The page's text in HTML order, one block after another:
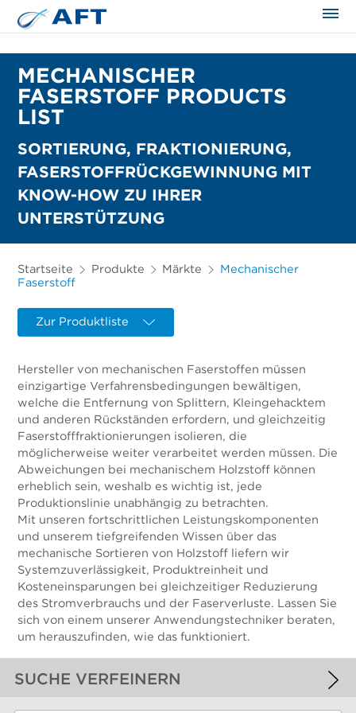
MECHANISCHER
FASERSTOFF PRODUCTS
LIST
SORTIERUNG, FRAKTIONIERUNG,
FASERSTOFFRÜCKGEWINNUNG MIT
KNOW-HOW ZU IHRER
UNTERSTÜTZUNG
Startseite Produkte Märkte
Mechanischer
Faserstoff
Zur Produktliste
Hersteller von mechanischen Faserstoffen müssen
einzigartige Verfahrensbedingungen bewältigen,
welche die Entfernung von Splittern, Kleingehacktem
und anderen Rückständen erfordern, und gleichzeitig
Faserstofffraktionierungen isolieren, die
möglicherweise weiter verarbeitet werden müssen. Die
Abweichungen bei mechanischem Holzstoff können
erheblich sein, weshalb es wichtig ist, jede
Produktionslinie unabhängig zu betrachten.
Mit unseren fortschrittlichen Leistungskomponenten
und unserem tiefgreifenden Wissen über das
mechanische Sortieren von Holzstoff liefern wir
Systemzuverlässigkeit, Produktreinheit und
Kosteneinsparungen bei gleichzeitiger Reduzierung
des Stromverbrauchs und der Faserverluste. Lassen Sie
sich von einem unserer Anwendungstechniker beraten,
um herauszufinden, wie das funktioniert.
SUCHE VERFEINERN